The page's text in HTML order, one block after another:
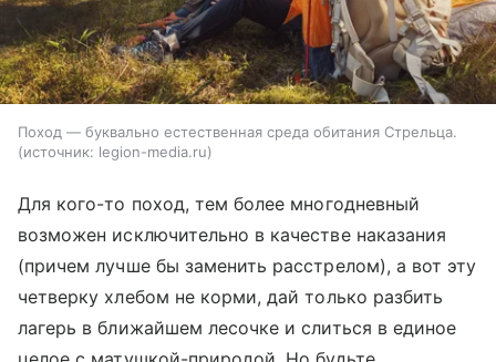
Поход — буквально естественная среда обитания Стрельца.
источник: legion-media.ru
Для кого-то поход, тем более многодневный
возможен исключительно в качестве наказания
(причем лучше бы заменить расстрелом), а вот эту
четверку хлебом не корми, дай только разбить
лагерь в ближайшем лесочке и слиться в единое